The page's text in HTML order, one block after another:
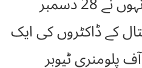
کے ڈاکٹروں کی ایک
پلومنری ٹیوبر